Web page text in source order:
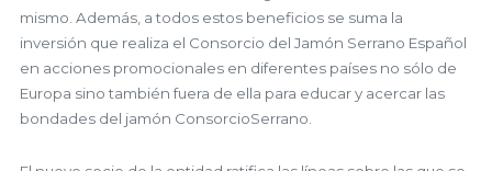
mismo. Además, a todos estos beneficios se suma la
inversión que realiza el Consorcio del Jamón Serrano Español
en acciones promocionales en diferentes países no sólo de
Europa sino también fuera de ella para educar y acercar las
bondades del jamón ConsorcioSerrano.